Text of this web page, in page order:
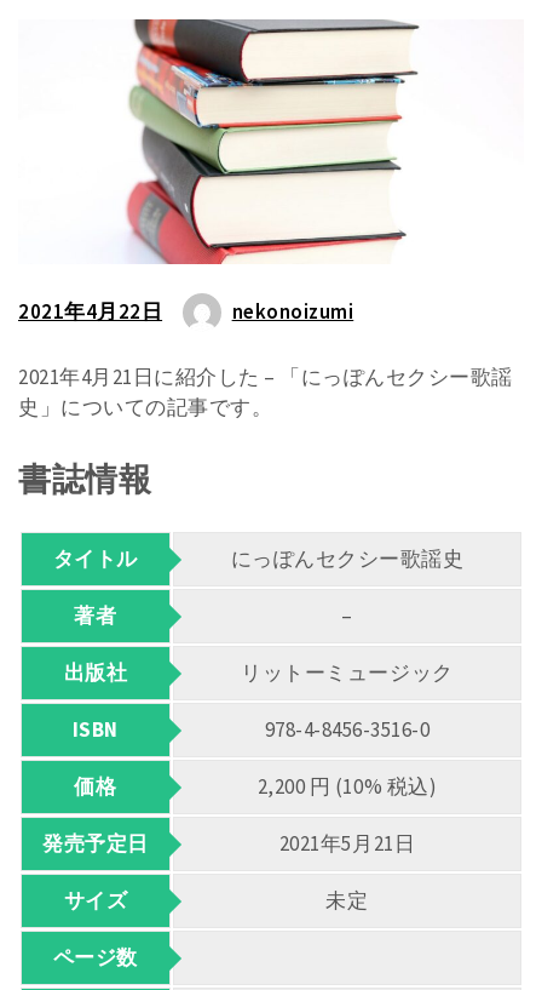
2021年4月22日 nekonoizumi
2021年4月21日に紹介した – 「にっぽんセクシー歌謡
史」についての記事です。
書誌情報
タイトル にっぽんセクシー歌謡史
著者 –
出版社 リットーミュージック
ISBN 978-4-8456-3516-0
価格 2,200 円 (10% 税込)
発売予定日 2021年5月21日
サイズ 未定
ページ数